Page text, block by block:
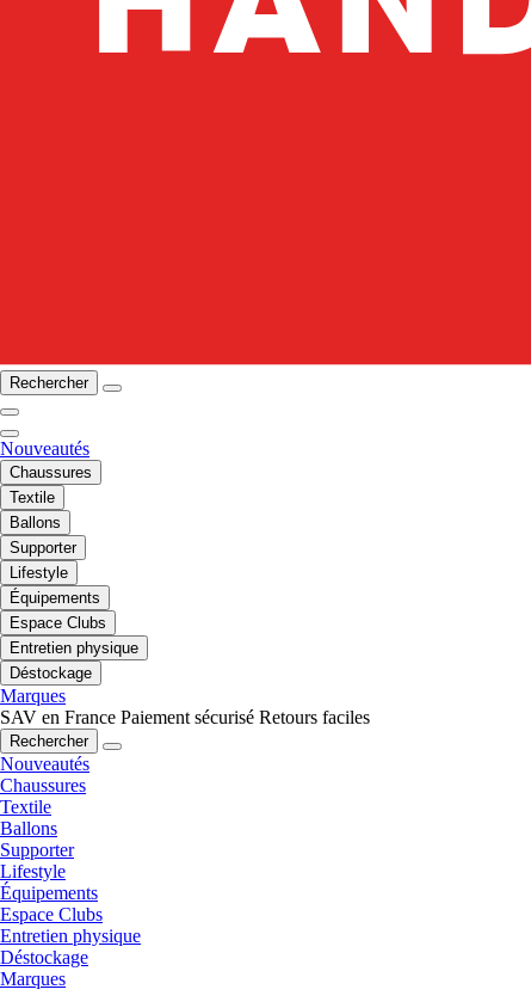
Rechercher
Nouveautés
Chaussures
Textile
Ballons
Supporter
Lifestyle
Équipements
Espace Clubs
Entretien physique
Déstockage
Marques
SAV en France Paiement sécurisé Retours faciles
Rechercher
Nouveautés
Chaussures
Textile
Ballons
Supporter
Lifestyle
Équipements
Espace Clubs
Entretien physique
Déstockage
Marques